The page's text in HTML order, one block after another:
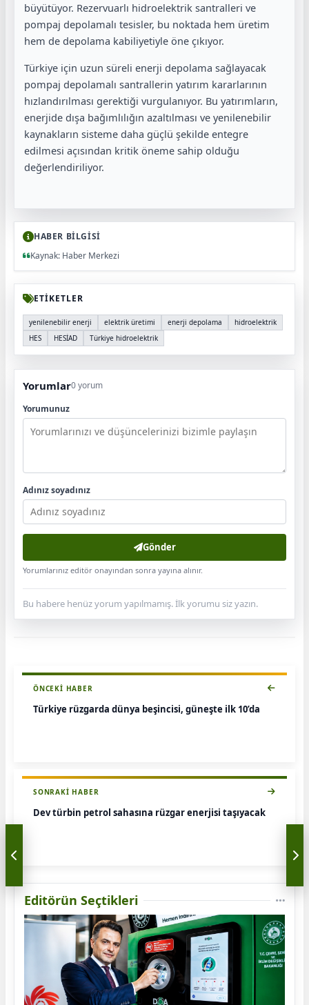
büyütüyor. Rezervuarlı hidroelektrik santralleri ve
pompaj depolamalı tesisler, bu noktada hem üretim
hem de depolama kabiliyetiyle öne çıkıyor.
Türkiye için uzun süreli enerji depolama sağlayacak
pompaj depolamalı santrallerin yatırım kararlarının
hızlandırılması gerektiği vurgulanıyor. Bu yatırımların,
enerjide dışa bağımlılığın azaltılması ve yenilenebilir
kaynakların sisteme daha güçlü şekilde entegre
edilmesi açısından kritik öneme sahip olduğu
değerlendiriliyor.
HABER BİLGİSİ
Kaynak: Haber Merkezi
ETİKETLER
yenilenebilir enerji elektrik üretimi enerji depolama
hidroelektrik
HES
HESİAD Türkiye hidroelektrik
Yorumlar0 yorum
Yorumunuz
Adınız soyadınız
Gönder
Yorumlarınız editör onayından sonra yayına alınır.
Bu habere henüz yorum yapılmamış. İlk yorumu siz yazın.
ÖNCEKI HABER
Türkiye rüzgarda dünya beşincisi, güneşte ilk 10’da
SONRAKI HABER
Dev türbin petrol sahasına rüzgar enerjisi taşıyacak
Editörün Seçtikleri